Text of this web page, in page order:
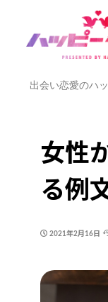
出会い恋愛のハ
女性
る例
2021年2月16日